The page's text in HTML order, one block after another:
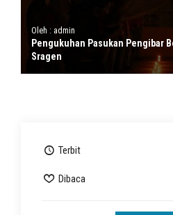
Oleh : admin
Pengukuhan Pasukan Pengibar
Sragen
Terbit
Dibaca